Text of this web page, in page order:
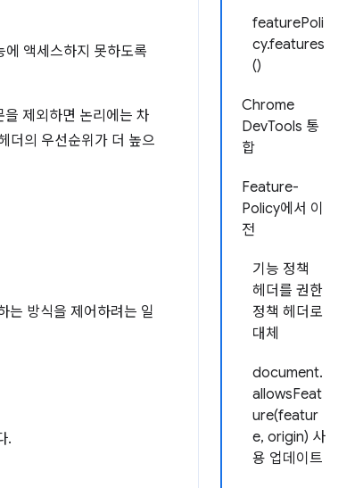
featurePoli
cy.features
()
Chrome
DevTools 통
합
Feature-
Policy에서 이
전
기능 정책
헤더를 권한
정책 헤더로
대체
document.
allowsFeat
ure(featur
e, origin) 사
용 업데이트
액세스하지 못하도록
제외하면 논리에는 차
더의 우선순위가 더 높으
는 방식을 제어하려는 일
.